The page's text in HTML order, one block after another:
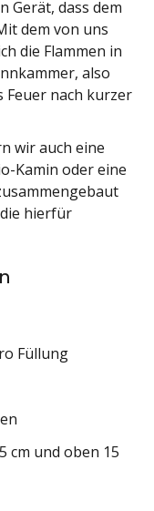
Gerät, dass dem
dem von uns
die Flammen in
also
Feuer nach kurzer
wir auch eine
Kamin oder eine
hierfür
Füllung
cm und oben 15